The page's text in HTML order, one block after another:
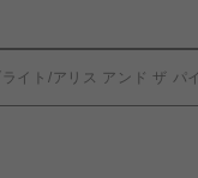
イト/アリス アンド ザ パ